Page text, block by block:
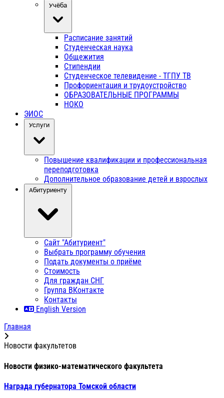
Учёба
Расписание занятий
Студенческая наука
Общежития
Стипендии
Студенческое телевидение - ТГПУ ТВ
Профориентация и трудоустройство
ОБРАЗОВАТЕЛЬНЫЕ ПРОГРАММЫ
НОКО
ЭИОС
Услуги
Повышение квалификации и профессиональная
переподготовка
Дополнительное образование детей и взрослых
Абитуриенту
Сайт "Абитуриент"
Выбрать программу обучения
Подать документы о приёме
Стоимость
Для граждан СНГ
Группа ВКонтакте
Контакты
English Version
Главная
Новости факультетов
Новости физико-математического факультета
Награда губернатора Томской области